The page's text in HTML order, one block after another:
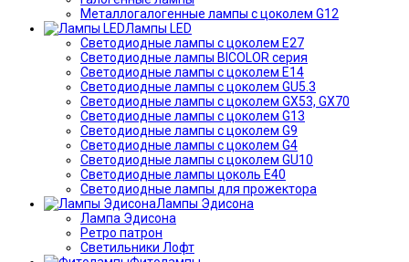
Металлогалогенные лампы с цоколем G12
Лампы LED
Светодиодные лампы с цоколем E27
Светодиодные лампы BICOLOR серия
Светодиодные лампы с цоколем E14
Светодиодные лампы с цоколем GU5.3
Светодиодные лампы с цоколем GX53, GX70
Светодиодные лампы с цоколем G13
Светодиодные лампы с цоколем G9
Светодиодные лампы с цоколем G4
Светодиодные лампы с цоколем GU10
Светодиодные лампы цоколь Е40
Светодиодные лампы для прожектора
Лампы Эдисона
Лампа Эдисона
Ретро патрон
Светильники Лофт